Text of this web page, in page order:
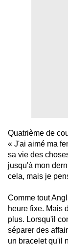
Quatrième de
« J'ai aimé ma
sa vie des
jusqu'à mon
cela, mais je
Comme tout
heure fixe. Mais
plus. Lorsqu'il
séparer des
un bracelet qu'il